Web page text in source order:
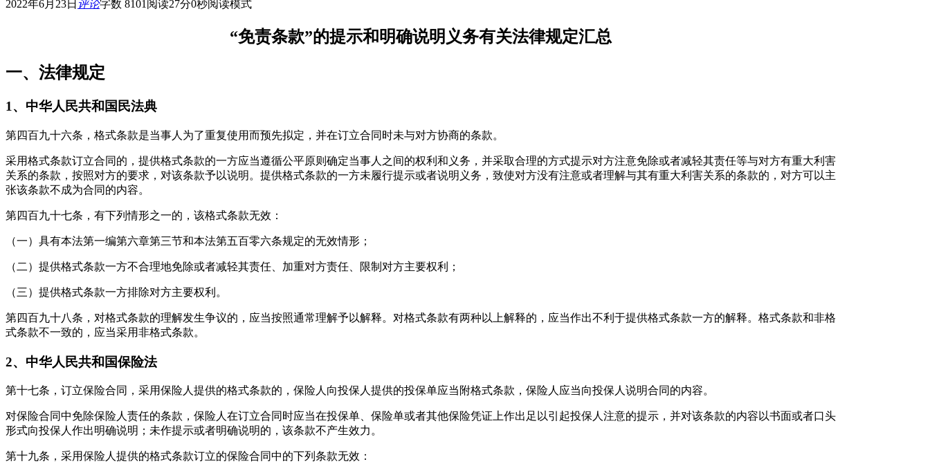
2022年6月23日 评论字数 8101 阅读27分0秒阅读模式
“免责条款”的提示和明确说明义务有关法律规定汇总
一、法律规定
1、中华人民共和国民法典
第四百九十六条，格式条款是当事人为了重复使用而预先拟定，并在订立合同时未与对方协商的条款。
采用格式条款订立合同的，提供格式条款的一方应当遵循公平原则确定当事人之间的权利和义务，并采取合理的方式提示对方注意免除或者减轻其责任等与对方有重大利害
关系的条款，按照对方的要求，对该条款予以说明。提供格式条款的一方未履行提示或者说明义务，致使对方没有注意或者理解与其有重大利害关系的条款的，对方可以主
张该条款不成为合同的内容。
第四百九十七条，有下列情形之一的，该格式条款无效：
（一）具有本法第一编第六章第三节和本法第五百零六条规定的无效情形；
（二）提供格式条款一方不合理地免除或者减轻其责任、加重对方责任、限制对方主要权利；
（三）提供格式条款一方排除对方主要权利。
第四百九十八条，对格式条款的理解发生争议的，应当按照通常理解予以解释。对格式条款有两种以上解释的，应当作出不利于提供格式条款一方的解释。格式条款和非格
式条款不一致的，应当采用非格式条款。
2、中华人民共和国保险法
第十七条，订立保险合同，采用保险人提供的格式条款的，保险人向投保人提供的投保单应当附格式条款，保险人应当向投保人说明合同的内容。
对保险合同中免除保险人责任的条款，保险人在订立合同时应当在投保单、保险单或者其他保险凭证上作出足以引起投保人注意的提示，并对该条款的内容以书面或者口头
形式向投保人作出明确说明；未作提示或者明确说明的，该条款不产生效力。
第十九条，采用保险人提供的格式条款订立的保险合同中的下列条款无效：